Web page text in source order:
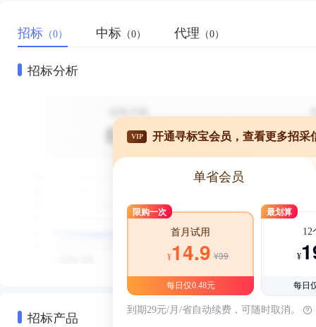
招标 （0） 中标 （0） 代理 （0）
招标分析
招标产品
VIP 开通寻标宝会员，查看更多招采
单省会员
限购一次
首月试用
¥14.9 ¥39
每日仅0.48元
最划算
12
¥
每日
到期29元/月/省自动续费，可随时取消。